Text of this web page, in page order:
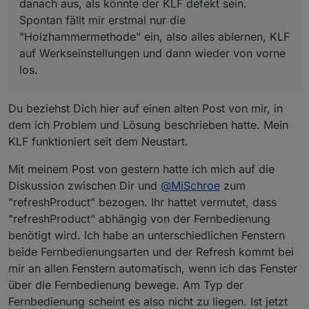
danach aus, als könnte der KLF defekt sein.
Spontan fällt mir erstmal nur die
"Holzhammermethode" ein, also alles ablernen, KLF
auf Werkseinstellungen und dann wieder von vorne
los.
Du beziehst Dich hier auf einen alten Post von mir, in
dem ich Problem und Lösung beschrieben hatte. Mein
KLF funktioniert seit dem Neustart.
Mit meinem Post von gestern hatte ich mich auf die
Diskussion zwischen Dir und @MiSchroe zum
"refreshProduct" bezogen. Ihr hattet vermutet, dass
"refreshProduct" abhängig von der Fernbedienung
benötigt wird. Ich habe an unterschiedlichen Fenstern
beide Fernbedienungsarten und der Refresh kommt bei
mir an allen Fenstern automatisch, wenn ich das Fenster
über die Fernbedienung bewege. Am Typ der
Fernbedienung scheint es also nicht zu liegen. Ist jetzt